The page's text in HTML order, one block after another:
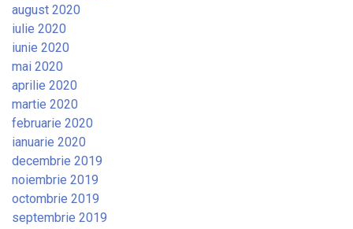
august 2020
iulie 2020
iunie 2020
mai 2020
aprilie 2020
martie 2020
februarie 2020
ianuarie 2020
decembrie 2019
noiembrie 2019
octombrie 2019
septembrie 2019